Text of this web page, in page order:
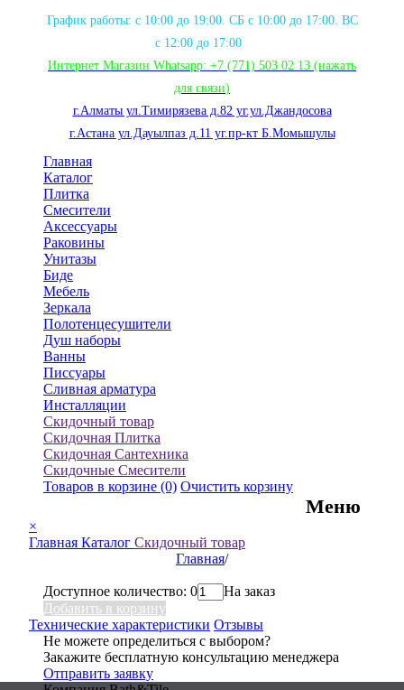
График работы: с 10:00 до 19:00. СБ с 10:00 до 17:00. ВС
с 12:00 до 17:00
Интернет Магазин Whatsapp: +7 (771) 503 02 13 (нажать
для связи)
г.Алматы ул.Тимирязева д.82 уг.ул.Джандосова
г.Астана ул.Дауылпаз д.11 уг.пр-кт Б.Момышулы
Главная
Каталог
Плитка
Смесители
Аксессуары
Раковины
Унитазы
Биде
Мебель
Зеркала
Полотенцесушители
Душ наборы
Ванны
Писсуары
Сливная арматура
Инсталляции
Скидочный товар
Скидочная Плитка
Скидочная Сантехника
Скидочные Смесители
Товаров в корзине (0) Очистить корзину
Меню
×
Главная Каталог Скидочный товар
Главная/
Доступное количество: 0
На заказ
Добавить в корзину
Технические характеристики Отзывы
Не можете определиться с выбором?
Закажите бесплатную консультацию менеджера
Отправить заявку